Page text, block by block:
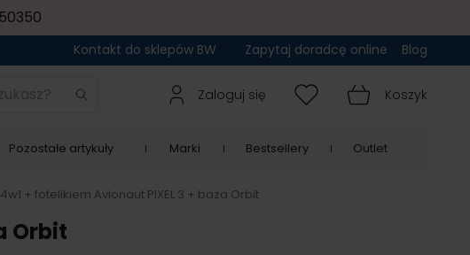
Kontakt do sklepów BW Zapytaj doradcę online Blog
Zaloguj się Koszyk
Pozostałe artykuły Marki Bestsellery Outlet
+ fotelikiem Avionaut PIXEL 3 + baza Orbit
Orbit